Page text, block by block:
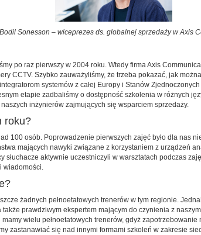
Sonesson – wiceprezes ds. globalnej sprzedaży w Axis
po raz pierwszy w 2004 roku. Wtedy firma Axis
CCTV. Szybko zauważyliśmy, że trzeba pokazać, jak
systemów z całej Europy i Stanów
etapie zadbaliśmy o dostępność szkolenia w różnych
inżynierów zajmujących się wsparciem sprzedaży.
roku?
100 osób. Poprowadzenie pierwszych zajęć było dla nas
mających nawyki związane z korzystaniem z urządzeń
aktywnie uczestniczyli w warsztatach podczas
wiadomości.
żadnych pełnoetatowych trenerów w tym regionie.
prawdziwym ekspertem mającym do czynienia z
wielu pełnoetatowych trenerów, gdyż zapotrzebowanie
zastanawiać się nad innymi formami szkoleń w zakresie